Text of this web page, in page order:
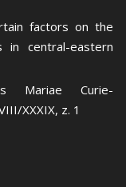
factors on the
central-eastern
Mariae Curie-
XXXIX, z. 1